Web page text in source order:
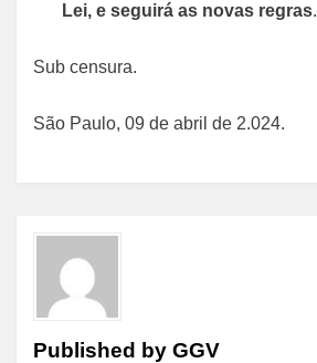
Lei, e seguirá as novas regras.
Sub censura.
São Paulo, 09 de abril de 2.024.
Published by GGV